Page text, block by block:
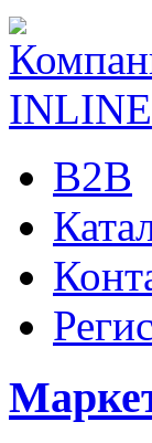
B2B